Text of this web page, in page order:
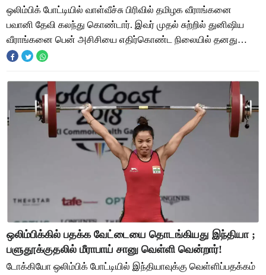
ஒலிம்பிக் போட்டியில் வாள்வீச்சு பிரிவில் தமிழக வீராங்கனை
பவானி தேவி கலந்து கொண்டார். இவர் முதல் சுற்றில் துனிஷிய
வீராங்கனை பென் அசிசியை எதிர்கொண்ட நிலையில் தனது
சிறப்பான வாள் வீச்சின் மூலம் 15-3 என்ற
ஒலிம்பிக்கில் பதக்க வேட்டையை தொடங்கியது இந்தியா ;
பளுதூக்குதலில் மீராபாய் சானு வெள்ளி வென்றார்!
டோக்கியோ ஒலிம்பிக் போட்டியில் இந்தியாவுக்கு வெள்ளிப்பதக்கம்